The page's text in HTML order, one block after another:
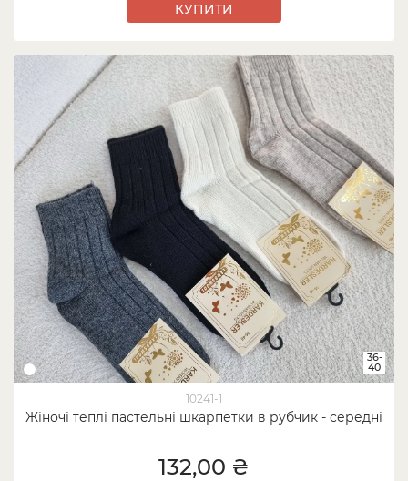
КУПИТИ
10241-1
Жіночі теплі пастельні шкарпетки в рубчик - середні
36-
40
132,00 ₴